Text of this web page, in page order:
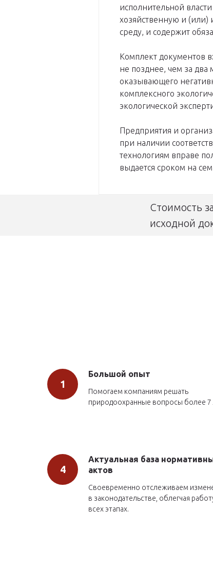
исполнительной
хозяйственную и (или)
среду, и содержит
Комплект документов
не позднее, чем за два
оказывающего
комплексного
экологической
Предприятия и
при наличии
технологиям вправе
выдается сроком на
Стоимость
исходной
Большой опыт
Помогаем компаниям решать
природоохранные вопросы более 7
Актуальная база
актов
Своевременно отслеживаем
в законодательстве, облегчая
всех этапах.